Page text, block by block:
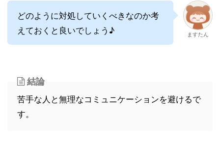
どのように対処していくべきなのか考
えておくと良いでしょう♪
ますたん
結論
苦手な人と無理なコミュニケーションを避けるで
す。